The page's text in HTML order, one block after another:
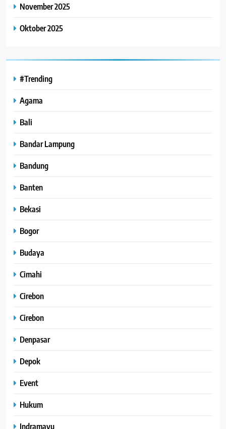
November 2025
Oktober 2025
#Trending
Agama
Bali
Bandar Lampung
Bandung
Banten
Bekasi
Bogor
Budaya
Cimahi
Cirebon
Cirebon
Denpasar
Depok
Event
Hukum
Indramayu